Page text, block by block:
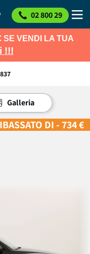
02 800 29
SE VENDI LA TUA
!!!
Galleria
DI - 734 €